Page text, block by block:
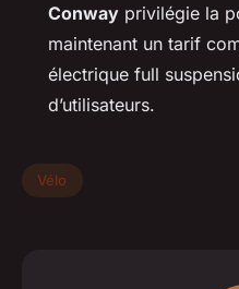
Conway privilégie la
maintenant un tarif
électrique full
d’utilisateurs.
Vélo